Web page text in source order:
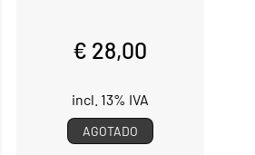
€ 28,00
incl. 13% IVA
AGOTADO